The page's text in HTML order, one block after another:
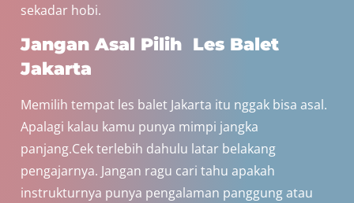
sekadar hobi.
Jangan Asal Pilih Les Balet
Jakarta
Memilih tempat les balet Jakarta itu nggak bisa asal.
Apalagi kalau kamu punya mimpi jangka
panjang.Cek terlebih dahulu latar belakang
pengajarnya. Jangan ragu cari tahu apakah
instrukturnya punya pengalaman panggung atau